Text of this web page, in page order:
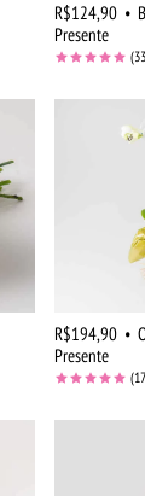
R$124,90 •
Presente
R$194,90 •
Presente